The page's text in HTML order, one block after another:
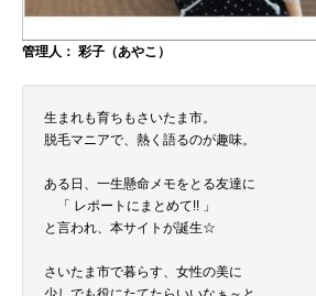
管理人： 彩子（あやこ）
生まれも育ちもさいたま市。
脱毛マニアで、熱く語るのが趣味。
ある日、一生懸命メモをとる友達に
「 レポートにまとめて!! 」
と言われ、本サイトが誕生☆
さいたま市で暮らす、女性の美に